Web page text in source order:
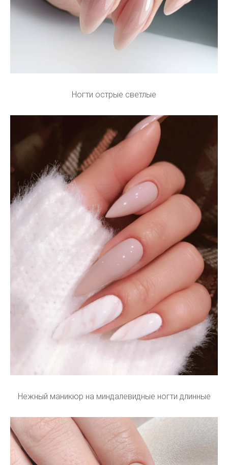
Ногти острые светлые
Нежный маникюр на миндалевидные ногти длинные